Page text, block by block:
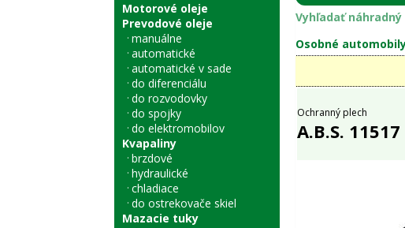
Motorové oleje
Prevodové oleje
manuálne
automatické
automatické v sade
do diferenciálu
do rozvodovky
do spojky
do elektromobilov
Kvapaliny
brzdové
hydraulické
chladiace
do ostrekovače skiel
Mazacie tuky
Vyhľadať
Osobné
Ochranný plech
A.B.S. 11517